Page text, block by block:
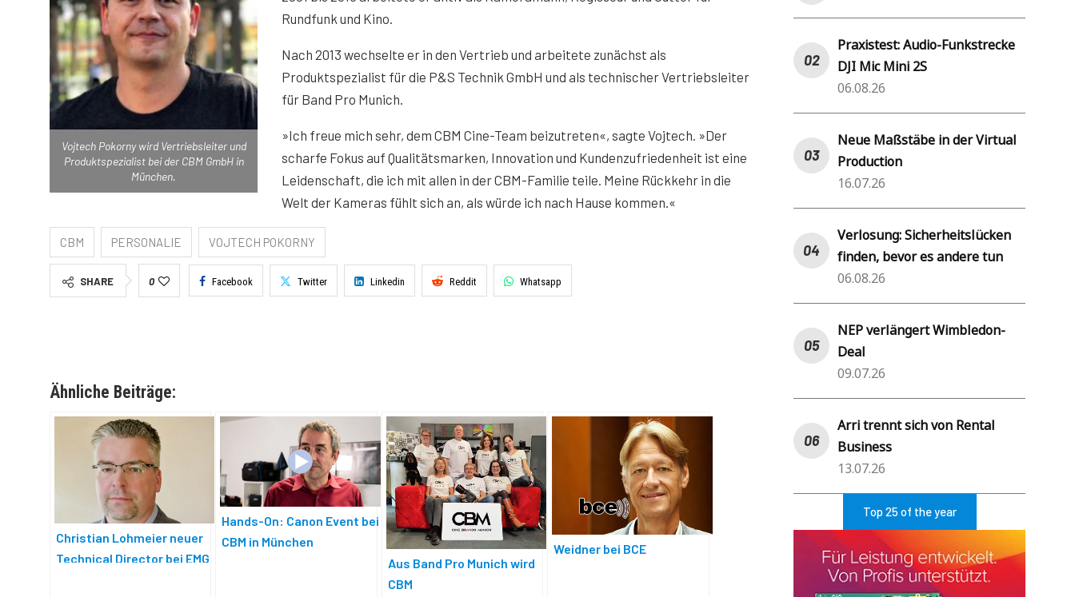
Vojtech Pokorny wird Vertriebsleiter und
Produktspezialist bei der CBM GmbH in
München.
Rundfunk und Kino.
Nach 2013 wechselte er in den Vertrieb und arbeitete zunächst als
Produktspezialist für die P&S Technik GmbH und als technischer Vertriebsleiter
für Band Pro Munich.
»Ich freue mich sehr, dem CBM Cine-Team beizutreten«, sagte Vojtech. »Der
scharfe Fokus auf Qualitätsmarken, Innovation und Kundenzufriedenheit ist eine
Leidenschaft, die ich mit allen in der CBM-Familie teile. Meine Rückkehr in die
Welt der Kameras fühlt sich an, als würde ich nach Hause kommen.«
CBM PERSONALIE VOJTECH POKORNY
SHARE 0 Facebook Twitter Linkedin Reddit Whatsapp
Ähnliche Beiträge:
Christian Lohmeier neuer
Technical Director bei EMG
Hands-On: Canon Event bei
CBM in München
Aus Band Pro Munich wird
CBM
Weidner bei BCE
Praxistest: Audio-Funkstrecke
DJI Mic Mini 2S
06.08.26
Neue Maßstäbe in der Virtual
Production
16.07.26
Verlosung: Sicherheitslücken
finden, bevor es andere tun
06.08.26
NEP verlängert Wimbledon-
Deal
09.07.26
Arri trennt sich von Rental
Business
13.07.26
Top 25 of the year